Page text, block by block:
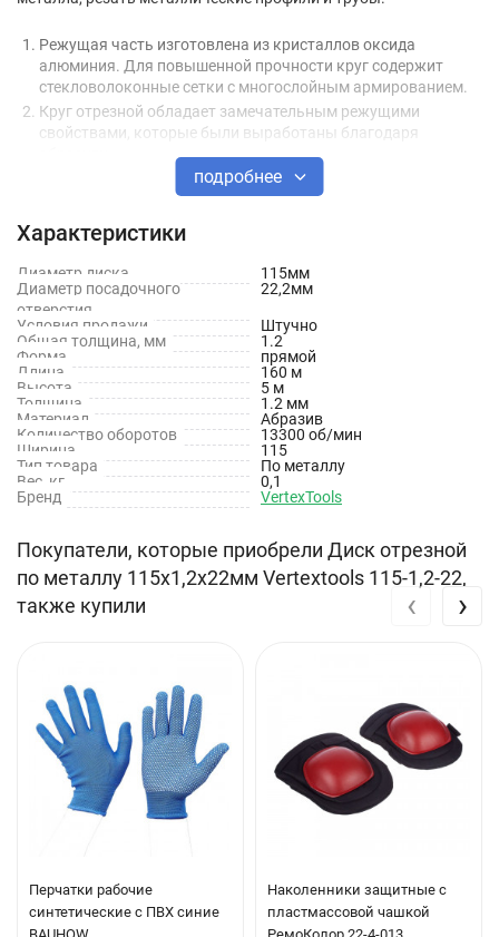
Режущая часть изготовлена из кристаллов оксида
алюминия. Для повышенной прочности круг содержит
стекловолоконные сетки с многослойным армированием.
Круг отрезной обладает замечательным режущими
свойствами, которые были выработаны благодаря
Круги отрезные применяются на УШМ для резки
металлических деталей и заготовок, строительной
Технические характеристики круга отрезного по металлу
vertextools 115-1,2-22
Тип диска: отрезной
Диаметр: 115 мм
Посадочный диаметр: 22.2 мм
Толщина: 1.2 мм
Назначение: по металлу
Max число оборотов: 13300 об/мин
Количество в упаковке: 1 шт
подробнее
Характеристики
Диаметр диска
115мм
Диаметр посадочного
отверстия
22,2мм
Условия продажи
Штучно
Общая толщина, мм
1.2
Форма
прямой
Длина
160 м
Высота
5 м
Толщина
1.2 мм
Материал
Абразив
Количество оборотов
13300 об/мин
Ширина
115
Тип товара
По металлу
Вес, кг
0,1
Бренд
VertexTools
Покупатели, которые приобрели Диск отрезной
по металлу 115х1,2х22мм Vertextools 115-1,2-22,
также купили
Перчатки рабочие
синтетические с ПВХ синие
Наколенники защитные с
пластмассовой чашкой
‹ ›